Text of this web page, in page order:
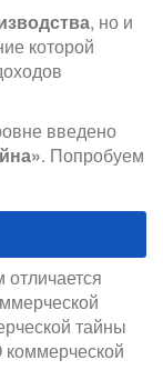
, но и
которой
введено
. Попробуем
тайны